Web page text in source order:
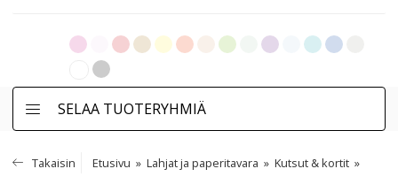
SELAA TUOTERYHMIÄ
Takaisin Etusivu Lahjat ja paperitavara Kutsut & kortit